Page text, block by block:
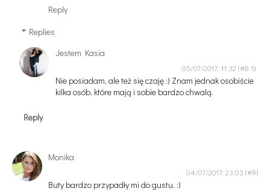
Reply
Replies
Jestem Kasia
05/07/2017, 11:32
Nie posiadam, ale też się czaję :) Znam jednak osobiście
kilka osób, które mają i sobie bardzo chwalą.
Reply
Monika
04/07/2017, 23:03
Buty bardzo przypadły mi do gustu. :)